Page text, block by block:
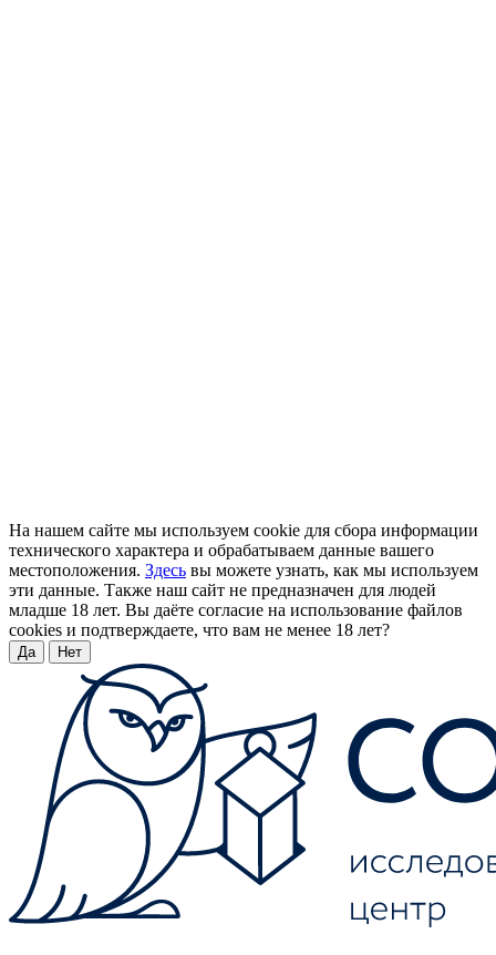
На нашем сайте мы используем cookie для сбора информации
технического характера и обрабатываем данные вашего
местоположения. Здесь вы можете узнать, как мы используем
эти данные. Также наш сайт не предназначен для людей
младше 18 лет. Вы даёте согласие на использование файлов
cookies и подтверждаете, что вам не менее 18 лет?
Да Нет